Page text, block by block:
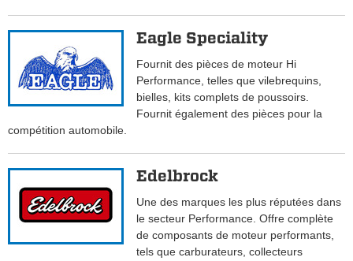
Eagle Speciality
Fournit des pièces de moteur Hi
Performance, telles que vilebrequins,
bielles, kits complets de poussoirs.
Fournit également des pièces pour la
compétition automobile.
Edelbrock
Une des marques les plus réputées dans
le secteur Performance. Offre complète
de composants de moteur performants,
tels que carburateurs, collecteurs